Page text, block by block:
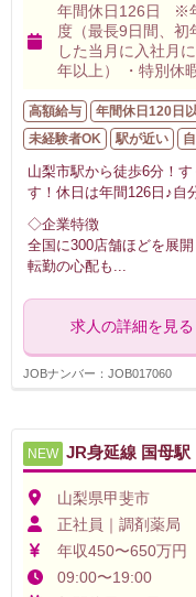
年間休日126日 ※
度（最長9日間、
した当月に入社月
年以上） ・特別休
高額給与 年間休日120日
未経験者OK
駅が近い
山梨市駅から徒歩6分！
す！休日は年間126日♪自
◇企業特徴
全国に300店舗ほどを展
転勤の心配も ...
求人の詳細を見る
JOBナンバー：JOB017060
NEW JR身延線 国母駅
山梨県甲斐市
正社員｜調剤薬局
年収450〜650万円
09:00〜19:00